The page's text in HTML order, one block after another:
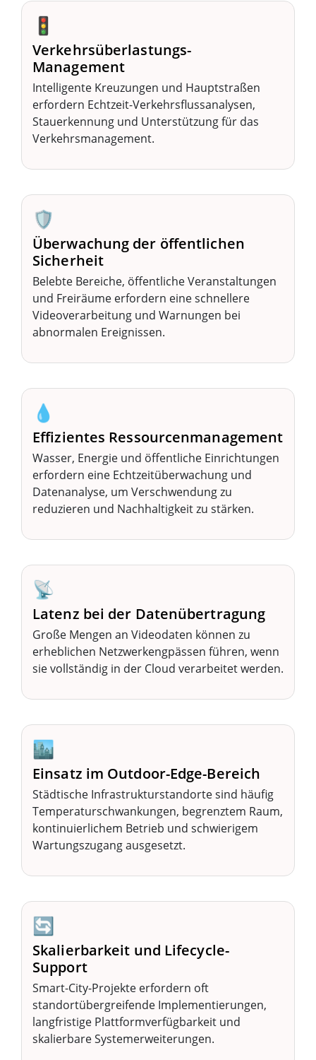
🚦
Verkehrsüberlastungs-
Management
Intelligente Kreuzungen und Hauptstraßen
erfordern Echtzeit-Verkehrsflussanalysen,
Stauerkennung und Unterstützung für das
Verkehrsmanagement.
🛡️
Überwachung der öffentlichen
Sicherheit
Belebte Bereiche, öffentliche Veranstaltungen
und Freiräume erfordern eine schnellere
Videoverarbeitung und Warnungen bei
abnormalen Ereignissen.
💧
Effizientes Ressourcenmanagement
Wasser, Energie und öffentliche Einrichtungen
erfordern eine Echtzeitüberwachung und
Datenanalyse, um Verschwendung zu
reduzieren und Nachhaltigkeit zu stärken.
📡
Latenz bei der Datenübertragung
Große Mengen an Videodaten können zu
erheblichen Netzwerkengpässen führen, wenn
sie vollständig in der Cloud verarbeitet werden.
🏙️
Einsatz im Outdoor-Edge-Bereich
Städtische Infrastrukturstandorte sind häufig
Temperaturschwankungen, begrenztem Raum,
kontinuierlichem Betrieb und schwierigem
Wartungszugang ausgesetzt.
🔄
Skalierbarkeit und Lifecycle-
Support
Smart-City-Projekte erfordern oft
standortübergreifende Implementierungen,
langfristige Plattformverfügbarkeit und
skalierbare Systemerweiterungen.